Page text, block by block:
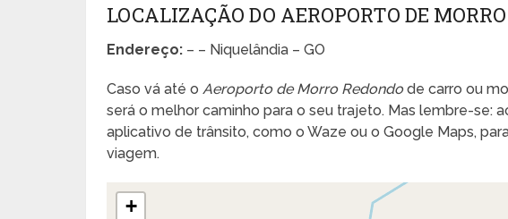
LOCALIZAÇÃO DO AEROPORTO DE
Endereço: – – Niquelândia – GO
Caso vá até o Aeroporto de Morro Redondode carro ou
será o melhor caminho para o seu trajeto. Mas lembre-se:
aplicativo de trânsito, como o Waze ou o Google Maps,
viagem.
+